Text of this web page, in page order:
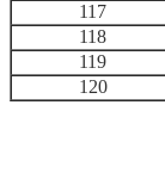
117
118
119
120